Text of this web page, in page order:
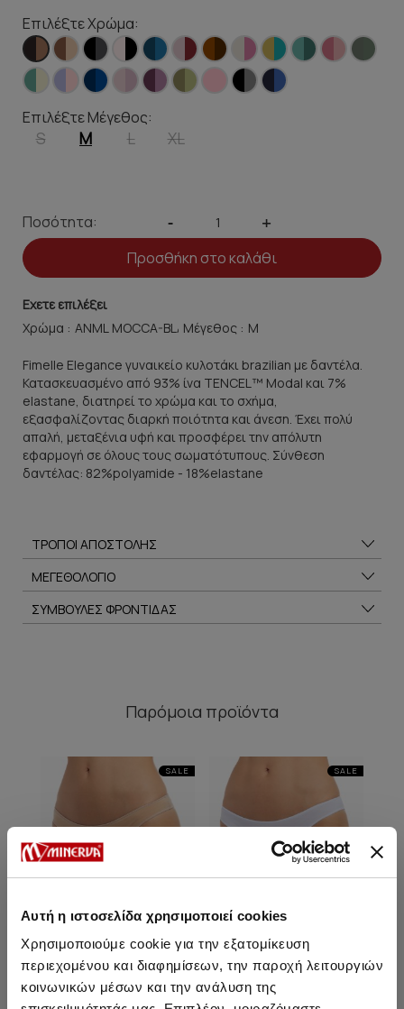
Αυτή η ιστοσελίδα χρησιμοποιεί cookies
Χρησιμοποιούμε cookie για την εξατομίκευση
περιεχομένου και διαφημίσεων, την παροχή λειτουργιών
κοινωνικών μέσων και την ανάλυση της
Επιλέξτε Χρώμα:
Επιλέξτε Μέγεθος:
S M L XL
Ποσότητα: - +
Προσθήκη στο καλάθι
Εχετε επιλέξει
Χρώμα :
Μέγεθος :
Fimelle Elegance γυναικείο κυλοτάκι brazilian με δαντέλα.
Κατασκευασμένο από 93% ίνα TENCEL™ Modal και 7%
elastane, διατηρεί το χρώμα και το σχήμα,
εξασφαλίζοντας διαρκή ποιότητα και άνεση. Έχει πολύ
απαλή, μεταξένια υφή και προσφέρει την απόλυτη
εφαρμογή σε όλους τους σωματότυπους. Σύνθεση
δαντέλας: 82%polyamide - 18%elastane
ΤΡΟΠΟΙ ΑΠΟΣΤΟΛΗΣ
ΜΕΓΕΘΟΛΟΓΙΟ
ΣΥΜΒΟΥΛΕΣ ΦΡΟΝΤΙΔΑΣ
Παρόμοια προϊόντα
SALE SALE